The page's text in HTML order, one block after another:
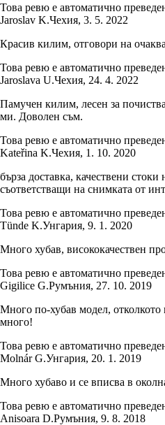
Това ревю е автоматично
Jaroslav K.Чехия, 3. 5. 2022
Красив килим, отговори на
Това ревю е автоматично
Jaroslava U.Чехия, 24. 4. 2022
Памучен килим, лесен за
ми. Доволен съм.
Това ревю е автоматично
Kateřina K.Чехия, 1. 10. 2020
бърза доставка, качествени стоки
съответстващи на снимката от
Това ревю е автоматично
Tünde K.Унгария, 9. 1. 2020
Много хубав, висококачествен
Това ревю е автоматично
Gigilice G.Румъния, 27. 10. 2019
Много по-хубав модел, отколкото
много!
Това ревю е автоматично
Molnár G.Унгария, 20. 1. 2019
Много хубаво и се вписва в
Това ревю е автоматично
Anisoara D.Румъния, 9. 8. 2018